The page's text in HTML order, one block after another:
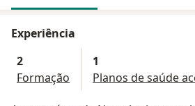
Experiência
2
Formação
1
Planos de saúde